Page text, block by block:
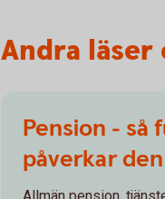
Andra läser
Pension - så
påverkar den